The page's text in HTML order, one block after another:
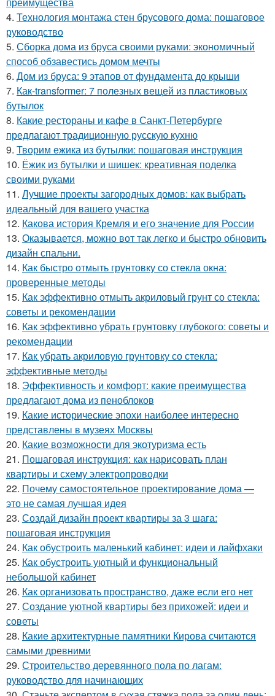
4. Технология монтажа стен брусового дома: пошаговое
руководство
5. Сборка дома из бруса своими руками: экономичный
способ обзавестись домом мечты
6. Дом из бруса: 9 этапов от фундамента до крыши
7. Как-transformer: 7 полезных вещей из пластиковых
бутылок
8. Какие рестораны и кафе в Санкт-Петербурге
предлагают традиционную русскую кухню
9. Творим ежика из бутылки: пошаговая инструкция
10. Ёжик из бутылки и шишек: креативная поделка
своими руками
11. Лучшие проекты загородных домов: как выбрать
идеальный для вашего участка
12. Какова история Кремля и его значение для России
13. Оказывается, можно вот так легко и быстро обновить
дизайн спальни.
14. Как быстро отмыть грунтовку со стекла окна:
проверенные методы
15. Как эффективно отмыть акриловый грунт со стекла:
советы и рекомендации
16. Как эффективно убрать грунтовку глубокого: советы и
рекомендации
17. Как убрать акриловую грунтовку со стекла:
эффективные методы
18. Эффективность и комфорт: какие преимущества
предлагают дома из пеноблоков
19. Какие исторические эпохи наиболее интересно
представлены в музеях Москвы
20. Какие возможности для экотуризма есть
21. Пошаговая инструкция: как нарисовать план
квартиры и схему электропроводки
22. Почему самостоятельное проектирование дома —
это не самая лучшая идея
23. Создай дизайн проект квартиры за 3 шага:
пошаговая инструкция
24. Как обустроить маленький кабинет: идеи и лайфхаки
25. Как обустроить уютный и функциональный
небольшой кабинет
26. Как организовать пространство, даже если его нет
27. Создание уютной квартиры без прихожей: идеи и
советы
28. Какие архитектурные памятники Кирова считаются
самыми древними
29. Строительство деревянного пола по лагам:
руководство для начинающих